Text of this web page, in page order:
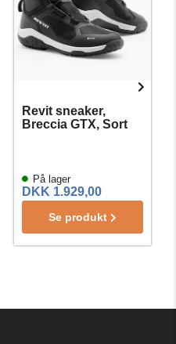
Revit sneaker,
Breccia GTX, Sort
På lager
DKK 1.929,00
Se produkt